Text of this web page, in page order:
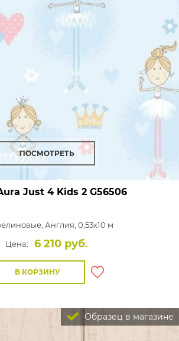
ПОСМОТРЕТЬ
Just 4 Kids 2G56506
Англия, 0,53x10 м
Цена:
6 210 руб.
В КОРЗИНУ
Образец в магазине